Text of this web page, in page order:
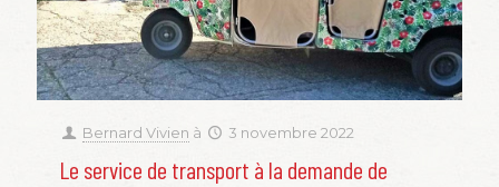
Bernard Vivien à 3 novembre 2022
Le service de transport à la demande de